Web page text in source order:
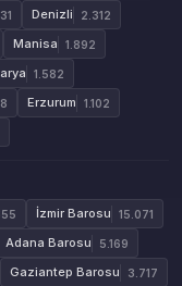
Denizli 2.312
Manisa 1.892
1.582
Erzurum 1.102
İzmir Barosu 15.071
Adana Barosu 5.169
Gaziantep Barosu 3.717